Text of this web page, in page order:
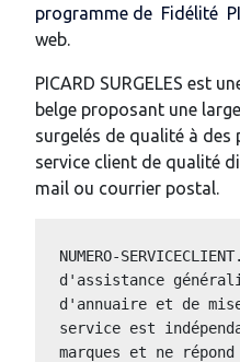
programme de Fidélité
web.
PICARD SURGELES est
belge proposant une
surgelés de qualité à
service client de qualité
mail ou courrier postal.
NUMERO-
d'assistance
d'annuaire et de
service est
marques et ne